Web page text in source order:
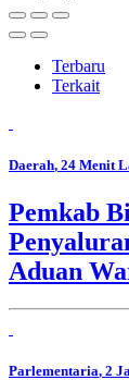
Terbaru
Terkait
Daerah, 24 Menit
Pemkab
Aduan
Parlementaria, 2